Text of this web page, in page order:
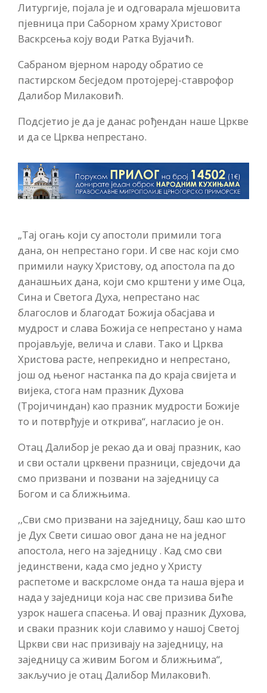
Литургије, појала је и одговарала мјешовита
пјевница при Саборном храму Христовог
Васкрсења коју води Ратка Вујачић.
Сабраном вјерном народу обратио се
пастирском бесједом протојереј-ставрофор
Далибор Милаковић.
Подсјетио је да је данас рођендан наше Цркве
и да се Црква непрестано.
„Тај огањ који су апостоли примили тога
дана, он непрестано гори. И све нас који смо
примили науку Христову, од апостола па до
данашњих дана, који смо крштени у име Оца,
Сина и Светога Духа, непрестано нас
благослов и благодат Божија обасјава и
мудрост и слава Божија се непрестано у нама
пројављује, велича и слави. Тако и Црква
Христова расте, непрекидно и непрестано,
још од њеног настанка па до краја свијета и
вијека, стога нам празник Духова
(Тројичиндан) као празник мудрости Божије
то и потврђује и открива“, нагласио је он.
Отац Далибор је рекао да и овај празник, као
и сви остали црквени празници, свједочи да
смо призвани и позвани на заједницу са
Богом и са ближњима.
,,Сви смо призвани на заједницу, баш као што
је Дух Свети сишао овог дана не на једног
апостола, него на заједницу . Кад смо сви
јединствени, када смо једно у Христу
распетоме и васкрсломе онда та наша вјера и
нада у заједници која нас све призива биће
узрок нашега спасења. И овај празник Духова,
и сваки празник који славимо у нашој Светој
Цркви сви нас призивају на заједницу, на
заједницу са живим Богом и ближњима“,
закључио је отац Далибор Милаковић.